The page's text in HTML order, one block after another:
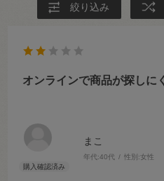
絞り込み
まこ
年代:40代 性別:女性
オンラインで商品が探しに